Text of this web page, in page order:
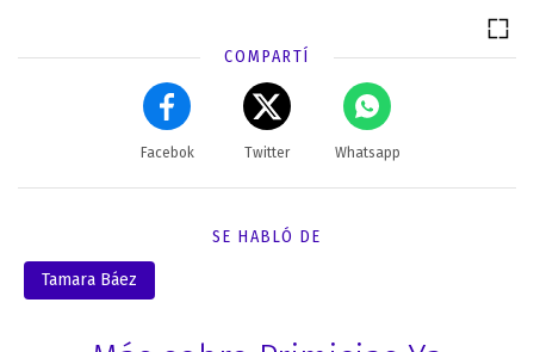
COMPARTÍ
Facebok Twitter Whatsapp
SE HABLÓ DE
Tamara Báez